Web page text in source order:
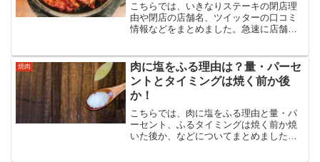
こちらでは、いきなりステーキの閉店理
由や閉店の店舗名、ツイッターの口コミ
情報などをまとめました。急速に店舗を
うなことになったのか、理由や閉店の店
舗名まで調査しました。
焼肉
肉に塩をふる理由は？量・パーセ
ントとタイミングは焼く前か後
か！
こちらでは、肉に塩をふる理由と量・パ
ーセント、ふるタイミングは焼く前か焼
いた後か、などについてまとめました。